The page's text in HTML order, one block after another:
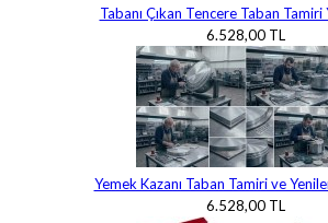
Tabanı Çıkan Tencere Taban Tamiri
6.528,00 TL
Yemek Kazanı Taban Tamiri ve
6.528,00 TL